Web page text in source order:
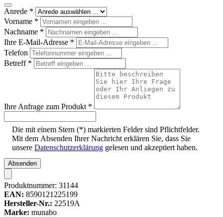
Anrede *
Vorname *
Nachname *
Ihre E-Mail-Adresse *
Telefon
Betreff *
Ihre Anfrage zum Produkt *
Die mit einem Stern (*) markierten Felder sind Pflichtfelder.
Mit dem Absenden Ihrer Nachricht erklären Sie, dass Sie
unsere Datenschutzerklärung gelesen und akzeptiert haben.
Absenden
Produktnummer: 31144
EAN: 8590121225199
Hersteller-Nr.: 22519A
Marke: munabo